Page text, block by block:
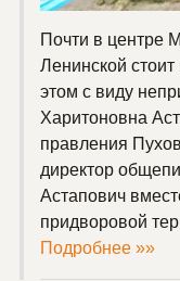
Почти в центре
Ленинской
этом с виду
Харитоновна
правления
директор
Астапович
придворовой
Подробнее »»